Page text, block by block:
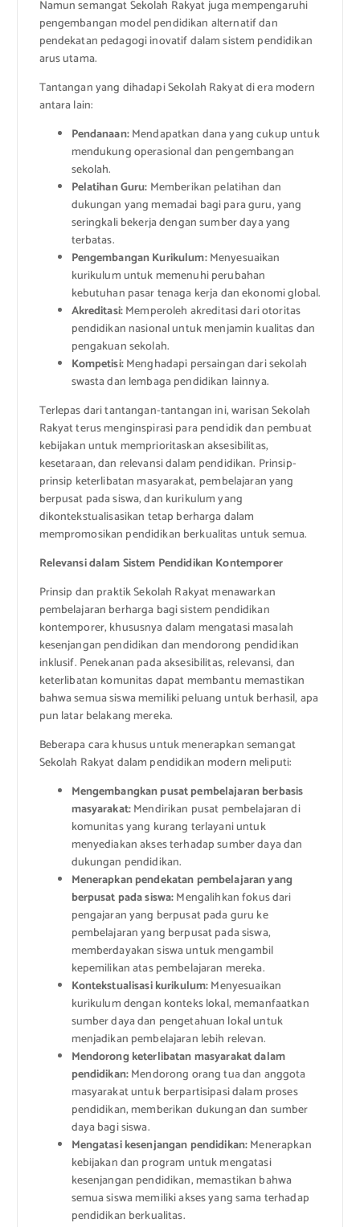
Namun semangat Sekolah Rakyat juga mempengaruhi
pengembangan model pendidikan alternatif dan
pendekatan pedagogi inovatif dalam sistem pendidikan
arus utama.
Tantangan yang dihadapi Sekolah Rakyat di era modern
antara lain:
Pendanaan:Mendapatkan dana yang cukup untuk
mendukung operasional dan pengembangan
sekolah.
Pelatihan Guru: Memberikan pelatihan dan
dukungan yang memadai bagi para guru, yang
seringkali bekerja dengan sumber daya yang
terbatas.
Pengembangan Kurikulum:Menyesuaikan
kurikulum untuk memenuhi perubahan
kebutuhan pasar tenaga kerja dan ekonomi global.
Akreditasi:Memperoleh akreditasi dari otoritas
pendidikan nasional untuk menjamin kualitas dan
pengakuan sekolah.
Kompetisi:Menghadapi persaingan dari sekolah
swasta dan lembaga pendidikan lainnya.
Terlepas dari tantangan-tantangan ini, warisan Sekolah
Rakyat terus menginspirasi para pendidik dan pembuat
kebijakan untuk memprioritaskan aksesibilitas,
kesetaraan, dan relevansi dalam pendidikan. Prinsip-
prinsip keterlibatan masyarakat, pembelajaran yang
berpusat pada siswa, dan kurikulum yang
dikontekstualisasikan tetap berharga dalam
mempromosikan pendidikan berkualitas untuk semua.
Relevansi dalam Sistem Pendidikan Kontemporer
Prinsip dan praktik Sekolah Rakyat menawarkan
pembelajaran berharga bagi sistem pendidikan
kontemporer, khususnya dalam mengatasi masalah
kesenjangan pendidikan dan mendorong pendidikan
inklusif. Penekanan pada aksesibilitas, relevansi, dan
keterlibatan komunitas dapat membantu memastikan
bahwa semua siswa memiliki peluang untuk berhasil, apa
pun latar belakang mereka.
Beberapa cara khusus untuk menerapkan semangat
Sekolah Rakyat dalam pendidikan modern meliputi:
Mengembangkan pusat pembelajaran berbasis
masyarakat:Mendirikan pusat pembelajaran di
komunitas yang kurang terlayani untuk
menyediakan akses terhadap sumber daya dan
dukungan pendidikan.
Menerapkan pendekatan pembelajaran yang
berpusat pada siswa:Mengalihkan fokus dari
pengajaran yang berpusat pada guru ke
pembelajaran yang berpusat pada siswa,
memberdayakan siswa untuk mengambil
kepemilikan atas pembelajaran mereka.
Kontekstualisasi kurikulum:Menyesuaikan
kurikulum dengan konteks lokal, memanfaatkan
sumber daya dan pengetahuan lokal untuk
menjadikan pembelajaran lebih relevan.
Mendorong keterlibatan masyarakat dalam
pendidikan:Mendorong orang tua dan anggota
masyarakat untuk berpartisipasi dalam proses
pendidikan, memberikan dukungan dan sumber
daya bagi siswa.
Mengatasi kesenjangan pendidikan:Menerapkan
kebijakan dan program untuk mengatasi
kesenjangan pendidikan, memastikan bahwa
semua siswa memiliki akses yang sama terhadap
pendidikan berkualitas.